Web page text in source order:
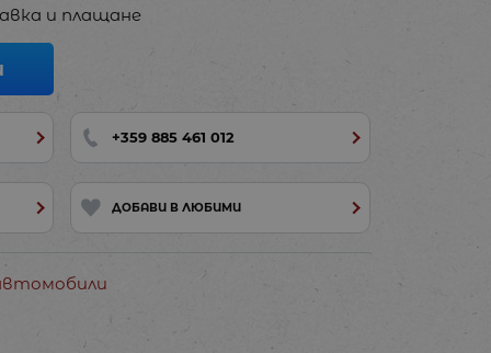
и плащане
+359 885 461 012
ДОБАВИ В ЛЮБИМИ